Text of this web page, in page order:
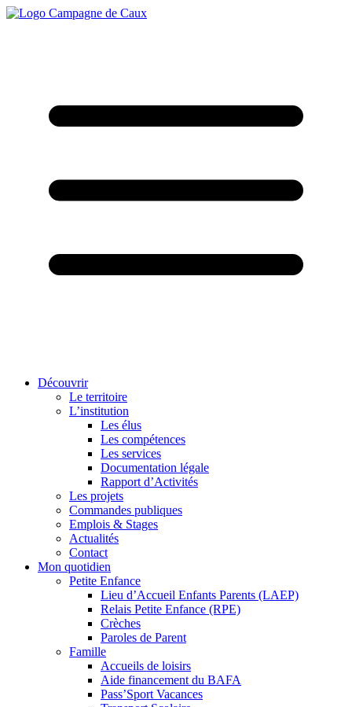
Découvrir
Le territoire
L’institution
Les élus
Les compétences
Les services
Documentation légale
Rapport d’Activités
Les projets
Commandes publiques
Emplois & Stages
Actualités
Contact
Mon quotidien
Petite Enfance
Lieu d’Accueil Enfants Parents (LAEP)
Relais Petite Enfance (RPE)
Crèches
Paroles de Parent
Famille
Accueils de loisirs
Aide financement du BAFA
Pass’Sport Vacances